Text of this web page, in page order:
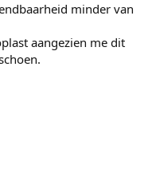
minder van
aangezien me dit